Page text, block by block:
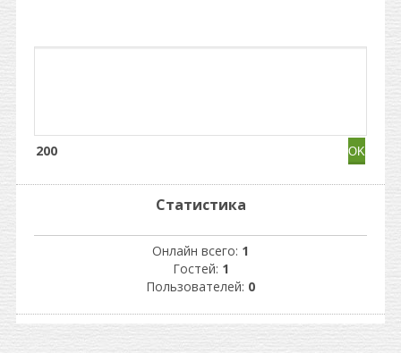
200
Статистика
Онлайн всего: 1
Гостей: 1
Пользователей: 0